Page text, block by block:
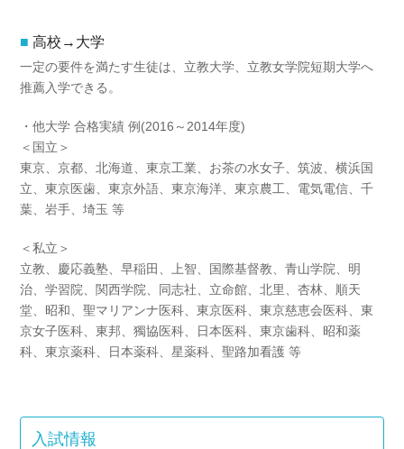
高校→大学
一定の要件を満たす生徒は、立教大学、立教女学院短期大学へ
推薦入学できる。
・他大学 合格実績 例(2016～2014年度)
＜国立＞
東京、京都、北海道、東京工業、お茶の水女子、筑波、横浜国
立、東京医歯、東京外語、東京海洋、東京農工、電気電信、千
葉、岩手、埼玉 等
＜私立＞
立教、慶応義塾、早稲田、上智、国際基督教、青山学院、明
治、学習院、関西学院、同志社、立命館、北里、杏林、順天
堂、昭和、聖マリアンナ医科、東京医科、東京慈恵会医科、東
京女子医科、東邦、獨協医科、日本医科、東京歯科、昭和薬
科、東京薬科、日本薬科、星薬科、聖路加看護 等
入試情報